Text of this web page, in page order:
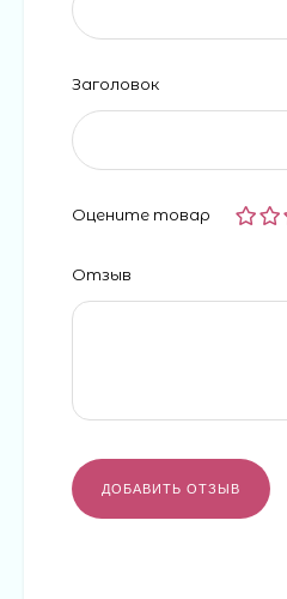
Заголовок
Оцените товар
Отзыв